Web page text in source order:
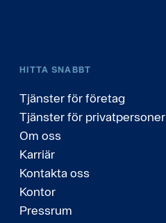
HITTA SNABBT
Tjänster för företag
Tjänster för privatpersoner
Om oss
Karriär
Kontakta oss
Kontor
Pressrum